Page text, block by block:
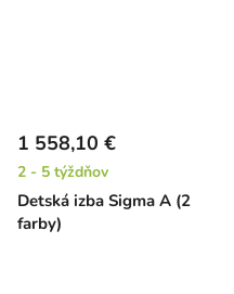
Detská izba Sigma A (2
farby)
1 558,10 €
2 - 5 týždňov